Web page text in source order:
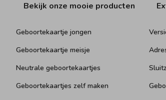
Bekijk onze mooie producten
Geboortekaartje jongen
Geboortekaartje meisje
Neutrale geboortekaartjes
Geboortekaartjes zelf maken